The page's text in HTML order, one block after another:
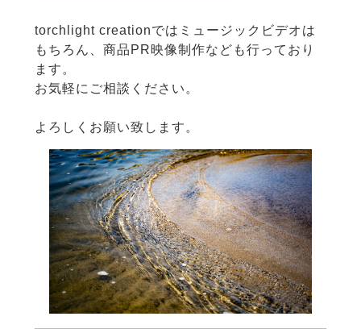
torchlight creationではミュージックビデオは
もちろん、商品PR映像制作なども行っており
ます。
お気軽にご相談ください。
よろしくお願い致します。